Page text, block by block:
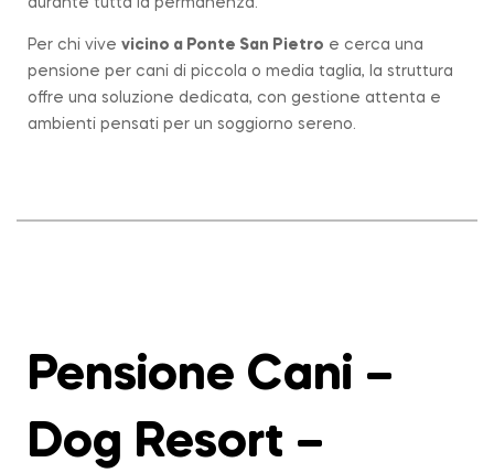
Per chi vive vicino a Ponte San Pietro e cerca una
pensione per cani di piccola o media taglia, la struttura
offre una soluzione dedicata, con gestione attenta e
ambienti pensati per un soggiorno sereno.
Pensione Cani –
Dog Resort –